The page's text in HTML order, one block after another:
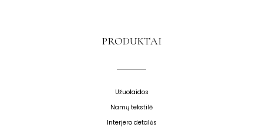
PRODUKTAI
Užuolaidos
Namų tekstilė
Interjero detalės